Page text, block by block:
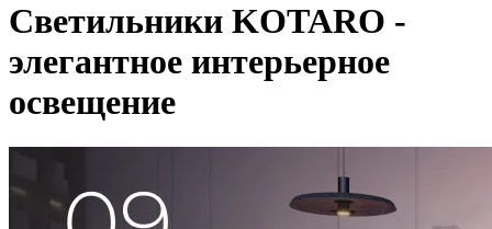
Светильники KOTARO -
элегантное интерьерное
освещение